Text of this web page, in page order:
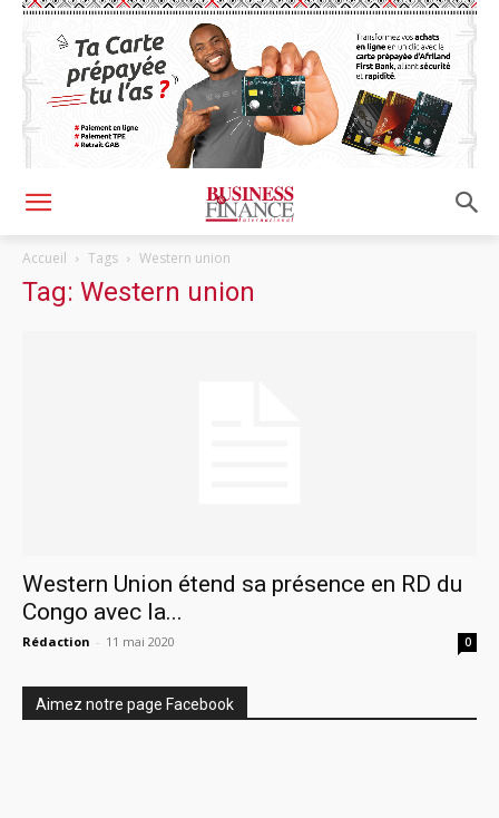
Accueil Tags Western union
Tag: Western union
Western Union étend sa présence en RD du
Congo avec la...
Rédaction - 11 mai 2020 0
Aimez notre page Facebook